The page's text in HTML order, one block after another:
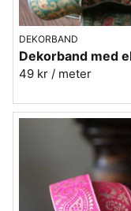
DEKORBAND
49 kr / meter